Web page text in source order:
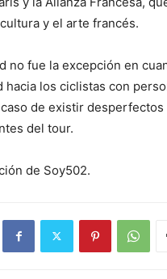
y el arte francés.
no fue la excepción en
hacia los ciclistas con
de existir desperfectos
del tour.
de Soy502.